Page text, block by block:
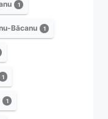
1
Băcanu 1
1
1